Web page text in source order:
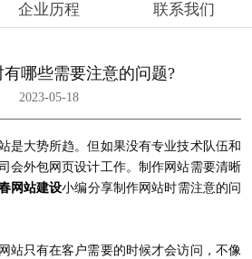
企业历程 联系我们
有哪些需要注意的问题?
2023-05-18
大势所趋。但如果没有专业技术队伍和
会外包网页设计工作。制作网站需要清晰
网站建设小编分享制作网站时需注意的问
只有在客户需要的时候才会访问，不像